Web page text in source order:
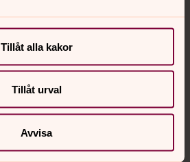
Tillåt alla kakor
Tillåt urval
Avvisa